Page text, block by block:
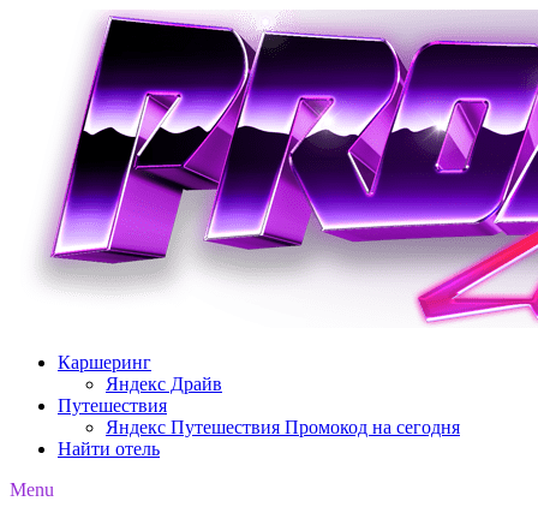
содержимому
Каршеринг
Яндекс Драйв
Путешествия
Яндекс Путешествия Промокод на сегодня
Найти отель
Menu